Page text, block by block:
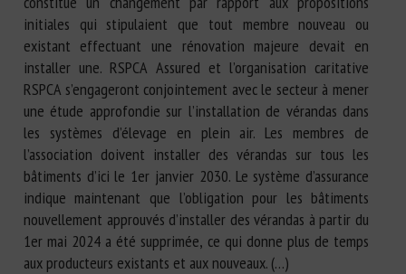
initiales qui stipulaient que tout membre nouveau ou
existant effectuant une rénovation majeure devait en
installer une. RSPCA Assured et l’organisation caritative
RSPCA s’engageront conjointement avec le secteur à mener
une étude approfondie sur l’installation de vérandas dans
les systèmes d’élevage en plein air. Les membres de
l’association doivent installer des vérandas sur tous les
bâtiments d’ici le 1er janvier 2030. Le système d’assurance
indique maintenant que l’obligation pour les bâtiments
nouvellement approuvés d’installer des vérandas à partir du
1er mai 2024 a été supprimée, ce qui donne plus de temps
aux producteurs existants et aux nouveaux. (…)